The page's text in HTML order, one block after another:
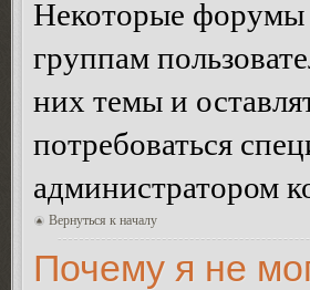
Некоторые форумы
группам
них темы и
потребоваться
администратором
Вернуться к началу
Почему я не